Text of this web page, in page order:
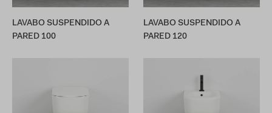
LAVABO SUSPENDIDO A
PARED 100
LAVABO SUSPENDIDO A
PARED 120